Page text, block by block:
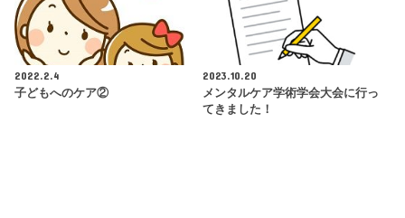
2022.2.4
子どもへのケア②
2023.10.20
メンタルケア学術学会大会に行っ
てきました！